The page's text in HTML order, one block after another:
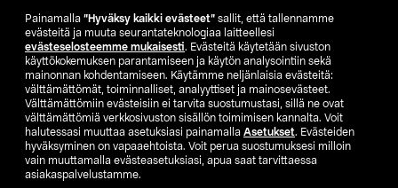
Painamalla ”Hyväksy kaikki evästeet” sallit, että tallennamme
evästeitä ja muuta seurantateknologiaa laitteellesi
evästeselosteemme mukaisesti. Evästeitä käytetään sivuston
käyttökokemuksen parantamiseen ja käytön analysointiin sekä
mainonnan kohdentamiseen. Käytämme neljänlaisia evästeitä:
välttämättömät, toiminnalliset, analyyttiset ja mainosevästeet.
Välttämättömiin evästeisiin ei tarvita suostumustasi, sillä ne ovat
välttämättömiä verkkosivuston sisällön toimimisen kannalta. Voit
halutessasi muuttaa asetuksiasi painamalla Asetukset. Evästeiden
hyväksyminen on vapaaehtoista. Voit perua suostumuksesi milloin
vain muuttamalla evästeasetuksiasi, apua saat tarvittaessa
asiakaspalvelustamme.
SE NO FI
FI SV